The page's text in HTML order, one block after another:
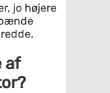
jo højere
af